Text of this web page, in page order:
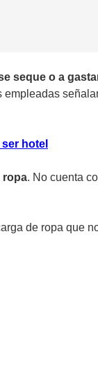
seque o a
empleadas
hotel
ropa. No cuenta
de ropa que